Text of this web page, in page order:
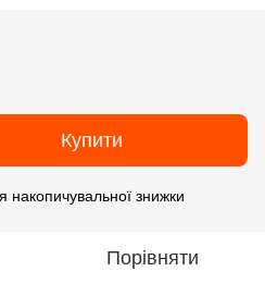
Купити
накопичувальної знижки
Порівняти